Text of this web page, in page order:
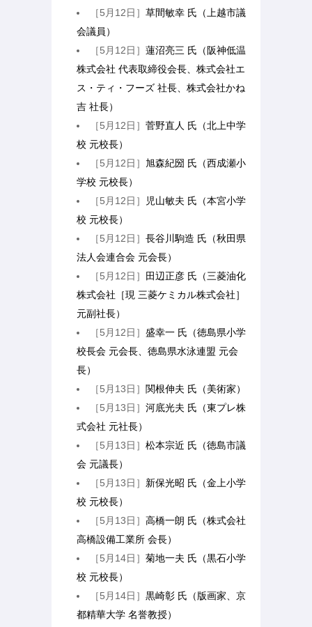
［5月12日］草間敏幸 氏（上越市議
会議員）
［5月12日］蓮沼亮三 氏（阪神低温
株式会社 代表取締役会長、株式会社エ
ス・ティ・フーズ 社長、株式会社かね
吉 社長）
［5月12日］菅野直人 氏（北上中学
校 元校長）
［5月12日］旭森紀圀 氏（西成瀬小
学校 元校長）
［5月12日］
児山敏夫 氏（本宮小学
校 元校長）
［5月12日］長谷川駒造 氏（秋田県
法人会連合会 元会長）
［5月12日］
田辺正彦 氏（三菱油化
株式会社［現 三菱ケミカル株式会社］
元副社長）
［5月12日］盛幸一 氏（徳島県小学
校長会 元会長、徳島県水泳連盟 元会
長）
［5月13日］ 関根伸夫 氏（美術家）
［5月13日］河底光夫 氏（東プレ株
式会社 元社長）
［5月13日］松本宗近 氏（徳島市議
会 元議長）
［5月13日］ 新保光昭 氏（金上小学
校 元校長）
［5月13日］高橋一朗 氏（株式会社
高橋設備工業所 会長）
［5月14日］菊地一夫 氏（黒石小学
校 元校長）
［5月14日］黒崎彰 氏（版画家、京
都精華大学 名誉教授）